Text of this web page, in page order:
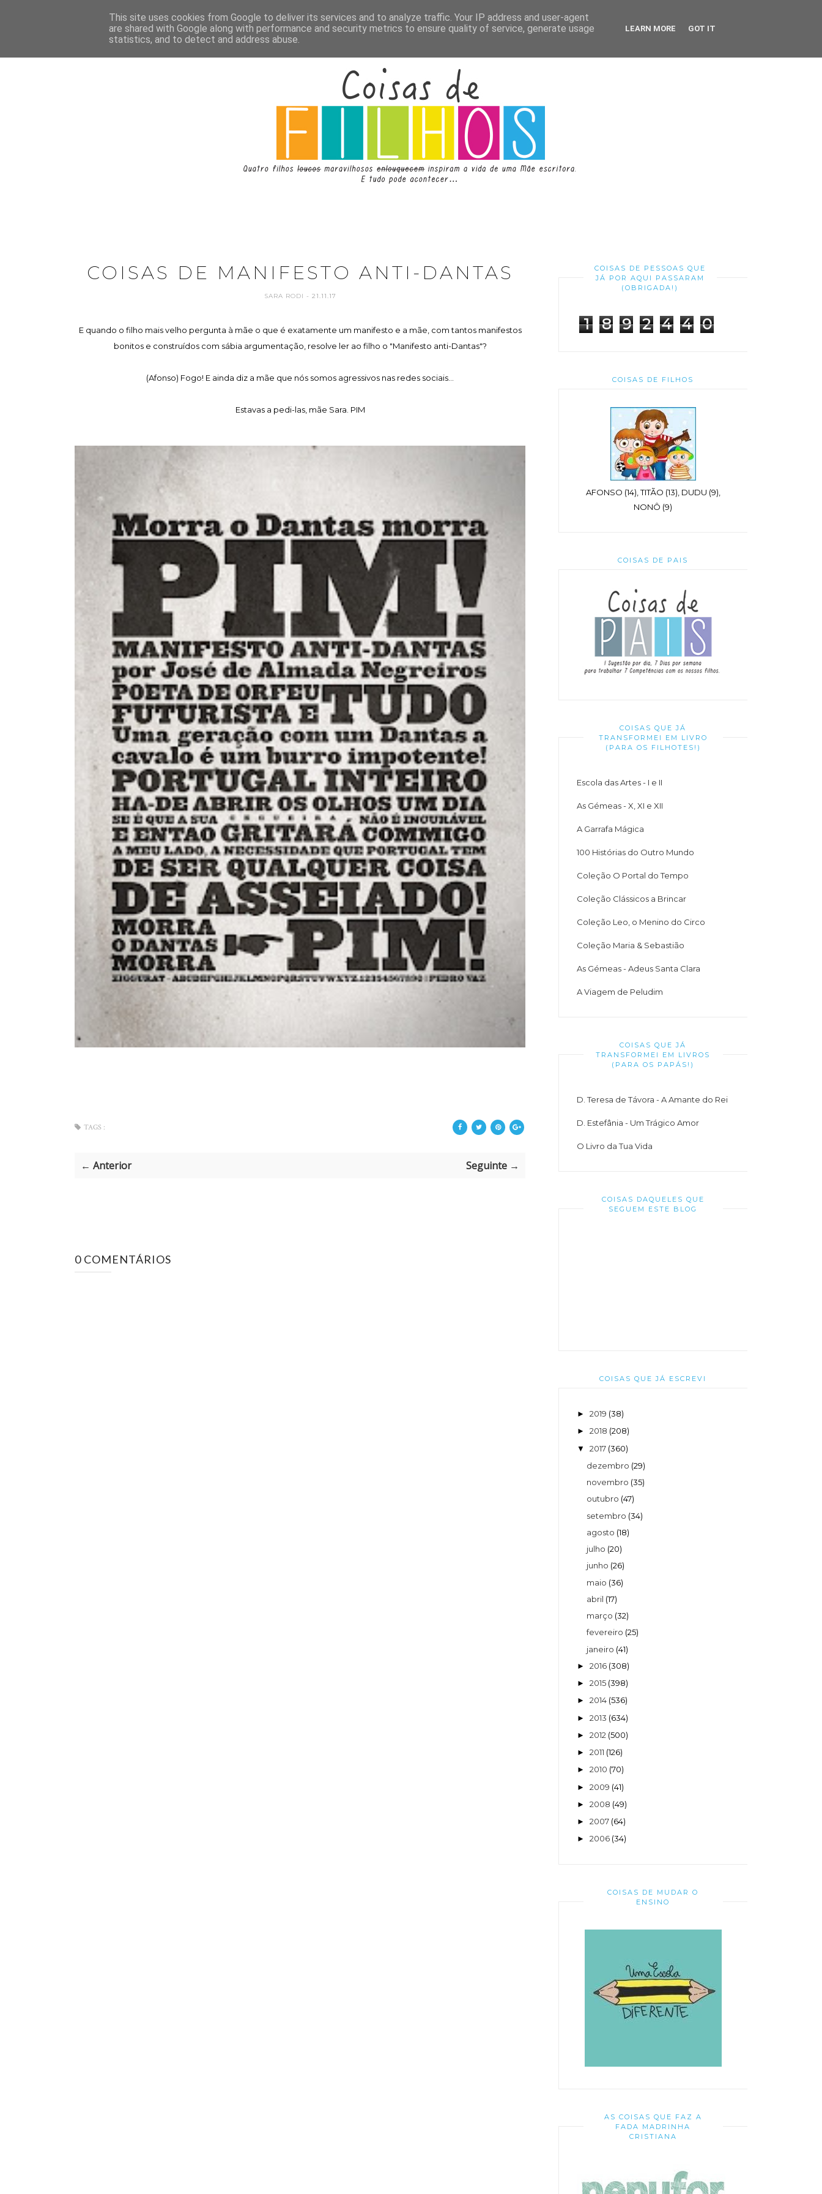
COISAS DE MANIFESTO ANTI-DANTAS
SARA RODI - 21.11.17
E quando o filho mais velho pergunta à mãe o que é exatamente um manifesto e a mãe, com tantos manifestos
bonitos e construídos com sábia argumentação, resolve ler ao filho o "Manifesto anti-Dantas"?
(Afonso) Fogo! E ainda diz a mãe que nós somos agressivos nas redes sociais...
Estavas a pedi-las, mãe Sara. PIM
TAGS :
← Anterior Seguinte →
0 COMENTÁRIOS
COISAS DE PESSOAS QUE
JÁ POR AQUI PASSARAM
(OBRIGADA!)
1 8 9 2 4 4 0
COISAS DE FILHOS
AFONSO (14), TITÃO (13), DUDU (9),
NONÔ (9)
COISAS DE PAIS
COISAS QUE JÁ
TRANSFORMEI EM LIVRO
(PARA OS FILHOTES!)
Escola das Artes - I e II
As Gémeas - X, XI e XII
A Garrafa Mágica
100 Histórias do Outro Mundo
Coleção O Portal do Tempo
Coleção Clássicos a Brincar
Coleção Leo, o Menino do Circo
Coleção Maria & Sebastião
As Gémeas - Adeus Santa Clara
A Viagem de Peludim
COISAS QUE JÁ
TRANSFORMEI EM LIVROS
(PARA OS PAPÁS!)
D. Teresa de Távora - A Amante do Rei
D. Estefânia - Um Trágico Amor
O Livro da Tua Vida
COISAS DAQUELES QUE
SEGUEM ESTE BLOG
COISAS QUE JÁ ESCREVI
► 2019 (38)
► 2018 (208)
▼ 2017 (360)
dezembro (29)
novembro (35)
outubro (47)
setembro (34)
agosto (18)
julho (20)
junho (26)
maio (36)
abril (17)
março (32)
fevereiro (25)
janeiro (41)
► 2016 (308)
► 2015 (398)
► 2014 (536)
► 2013 (634)
► 2012 (500)
► 2011 (126)
► 2010 (70)
► 2009 (41)
► 2008 (49)
► 2007 (64)
► 2006 (34)
COISAS DE MUDAR O
ENSINO
AS COISAS QUE FAZ A
FADA MADRINHA
CRISTIANA
This site uses cookies from Google to deliver its services and to analyze traffic. Your IP address and user-agent
are shared with Google along with performance and security metrics to ensure quality of service, generate usage
statistics, and to detect and address abuse.
LEARN MORE GOT IT